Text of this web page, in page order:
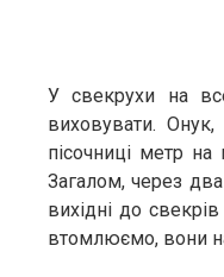
У свекрухи на
виховувати.
пісочниці метр
Загалом, через
вихідні до
втомлюємо, вони